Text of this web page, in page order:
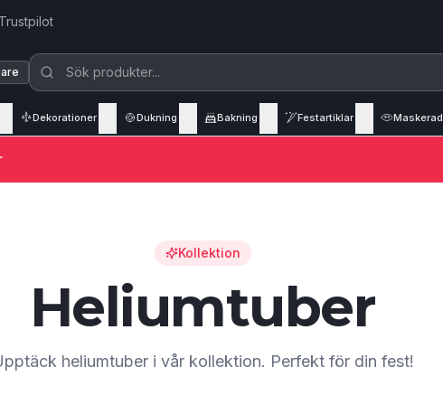
Trustpilot
Dekorationer Dukning Bakning Festartiklar Maskerad
Kollektion
Heliumtuber
heliumtuber i vår kollektion. Perfekt för din fest!